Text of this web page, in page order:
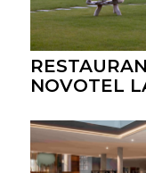
NOVOTEL